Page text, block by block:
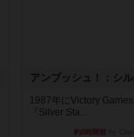
アンブッシュ！：シ
1987年にVictory
『Silver Sta...
約8時間前